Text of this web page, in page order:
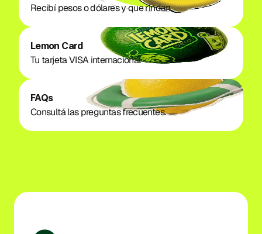
Recibí pesos o dólares y que rindan.
Lemon Card
Tu tarjeta VISA internacional
FAQs
Consultá las preguntas frecuentes.